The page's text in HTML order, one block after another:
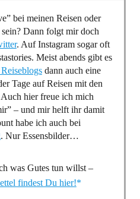
bei meinen Reisen oder
sein? Dann folgt mir doch
. Auf Instagram sogar oft
Meist abends gibt es
dann auch eine
Tage auf Reisen mit den
hier freue ich mich
– und mir helft ihr damit
habe ich auch bei
. Nur Essensbilder…
was Gutes tun willst –
findest Du hier!